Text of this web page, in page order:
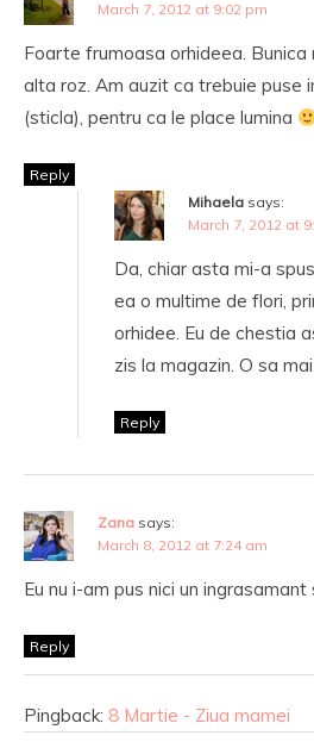
March 7, 2012 at 9:02 pm
Foarte frumoasa orhideea. Bunica
alta roz. Am auzit ca trebuie puse
(sticla), pentru ca le place lumina
Reply
Mihaela says:
March 7, 2012 at
Da, chiar asta mi-a
ea o multime de flori,
orhidee. Eu de chestia
zis la magazin. O sa
Reply
Zana says:
March 8, 2012 at 7:24 am
Eu nu i-am pus nici un ingrasamant
Reply
Pingback: 8 Martie - Ziua mamei